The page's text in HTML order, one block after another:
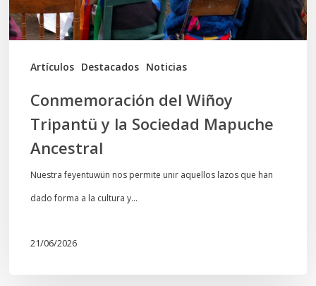
Artículos Destacados Noticias
Mapuche
Ancestral
Conmemoración del Wiñoy
Tripantü y la Sociedad Mapuche
Ancestral
Nuestra feyentuwün nos permite unir aquellos lazos que han
dado forma a la cultura y…
21/06/2026